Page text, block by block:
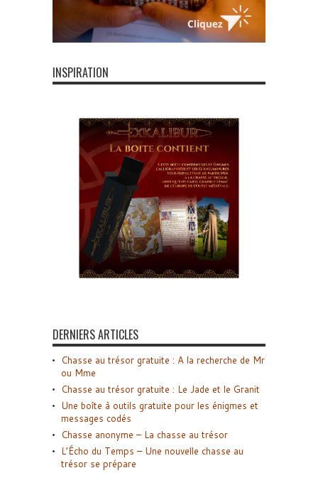
INSPIRATION
DERNIERS ARTICLES
Chasse au trésor gratuite : A la recherche de Mr
ou Mme
Chasse au trésor gratuite : Le Jade et le Granit
Une boîte à outils gratuite pour les énigmes et
messages codés
Chasse anonyme – La chasse au trésor
L’Écho du Temps – Une nouvelle chasse au
trésor se prépare